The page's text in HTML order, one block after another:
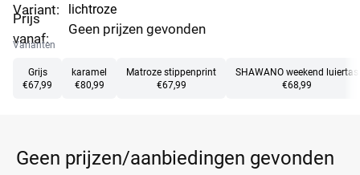
Variant:
Prijs
vanaf:
lichtroze
Geen prijzen gevonden
Varianten
Grijs
€67,99
karamel
€80,99
Matroze stippenprint
€67,99
SHAWANO weekend luiertas
€68,99
Geen prijzen/aanbiedingen gevonden